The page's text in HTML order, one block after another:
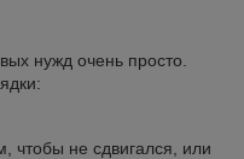
нужд очень просто.
чтобы не сдвигался, или